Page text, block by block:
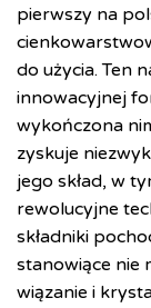
pierwszy na
do użycia. Ten
innowacyjnej
wykończona
zyskuje
jego skład, w
rewolucyjne
składniki
stanowiące nie
wiązanie i